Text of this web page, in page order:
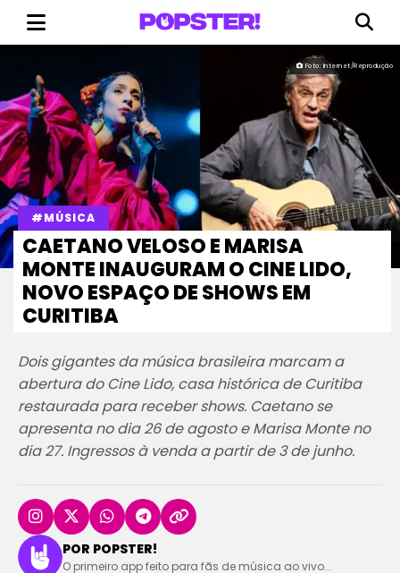
Foto: Internet/Reprodução
#MÚSICA
CAETANO VELOSO E MARISA
MONTE INAUGURAM O CINE LIDO,
NOVO ESPAÇO DE SHOWS EM
CURITIBA
Dois gigantes da música brasileira marcam a
abertura do Cine Lido, casa histórica de Curitiba
restaurada para receber shows. Caetano se
apresenta no dia 26 de agosto e Marisa Monte no
dia 27. Ingressos à venda a partir de 3 de junho.
POR POPSTER!
O primeiro app feito para fãs de música ao vivo...